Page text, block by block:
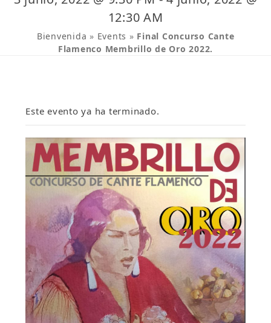
12:30 AM
Bienvenida » Events » Final Concurso Cante
Flamenco Membrillo de Oro 2022.
Este evento ya ha terminado.